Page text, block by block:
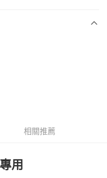
費
相關推薦
用